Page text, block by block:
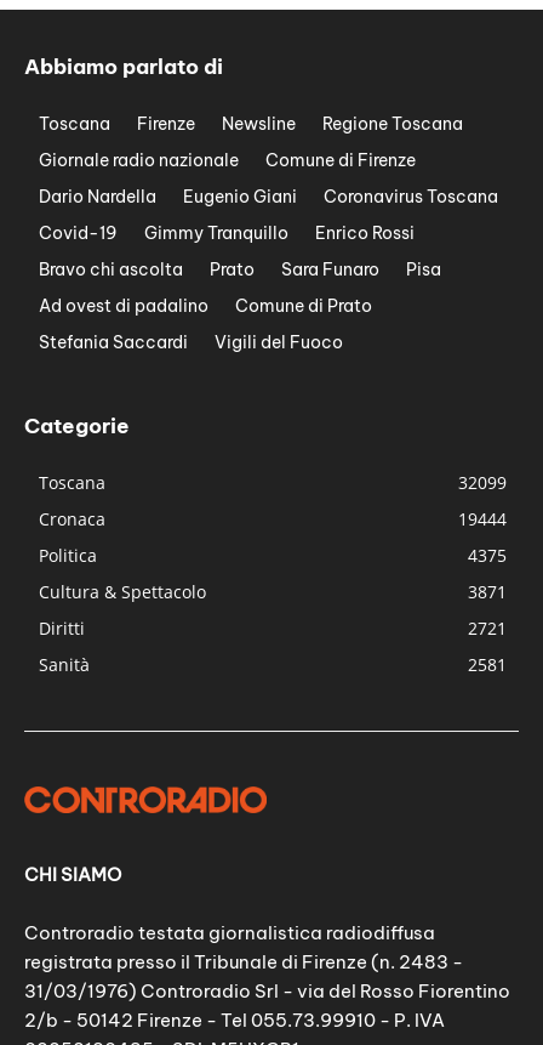
Abbiamo parlato di
Toscana Firenze Newsline
Regione Toscana
Giornale radio nazionale
Comune di Firenze
Dario Nardella
Eugenio Giani
Coronavirus Toscana
Covid-19
Gimmy Tranquillo
Enrico Rossi
Bravo chi ascolta
Prato Sara Funaro
Pisa
Ad ovest di padalino
Comune di Prato
Stefania Saccardi
Vigili del Fuoco
Categorie
Toscana
32099
Cronaca
19444
Politica
4375
Cultura & Spettacolo
3871
Diritti
2721
Sanità
2581
CHI SIAMO
Controradio testata giornalistica radiodiffusa
registrata presso il Tribunale di Firenze (n. 2483 -
31/03/1976) Controradio Srl - via del Rosso Fiorentino
2/b - 50142 Firenze - Tel 055.73.99910 - P. IVA